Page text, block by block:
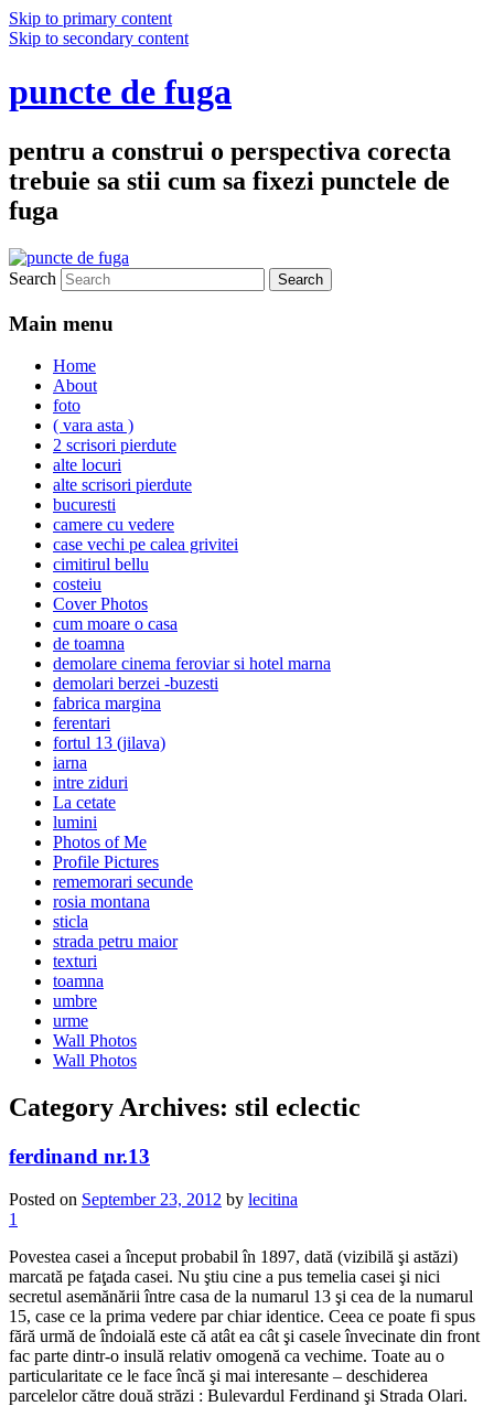
Skip to primary content
Skip to secondary content
puncte de fuga
pentru a construi o perspectiva corecta
trebuie sa stii cum sa fixezi punctele de
fuga
Search
Main menu
Home
About
foto
( vara asta )
2 scrisori pierdute
alte locuri
alte scrisori pierdute
bucuresti
camere cu vedere
case vechi pe calea grivitei
cimitirul bellu
costeiu
Cover Photos
cum moare o casa
de toamna
demolare cinema feroviar si hotel marna
demolari berzei -buzesti
fabrica margina
ferentari
fortul 13 (jilava)
iarna
intre ziduri
La cetate
lumini
Photos of Me
Profile Pictures
rememorari secunde
rosia montana
sticla
strada petru maior
texturi
toamna
umbre
urme
Wall Photos
Wall Photos
Category Archives: stil eclectic
ferdinand nr.13
Posted on September 23, 2012 by lecitina
1
Povestea casei a început probabil în 1897, dată (vizibilă şi astăzi)
marcată pe faţada casei. Nu ştiu cine a pus temelia casei şi nici
secretul asemănării între casa de la numarul 13 şi cea de la numarul
15, case ce la prima vedere par chiar identice. Ceea ce poate fi spus
fără urmă de îndoială este că atât ea cât şi casele învecinate din front
fac parte dintr-o insulă relativ omogenă ca vechime. Toate au o
particularitate ce le face încă şi mai interesante – deschiderea
parcelelor către două străzi : Bulevardul Ferdinand şi Strada Olari.